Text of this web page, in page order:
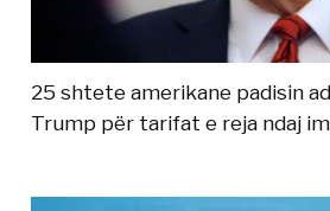
25 shtete amerikane padisin
Trump për tarifat e reja ndaj